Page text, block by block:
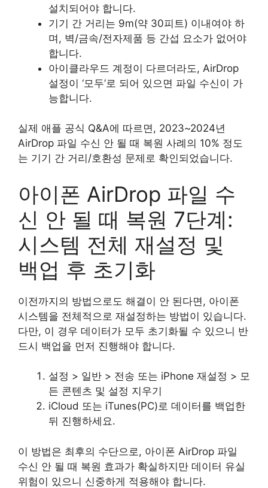
설치되어야 합니다.
기기 간 거리는 9m(약 30피트) 이내여야 하
며, 벽/금속/전자제품 등 간섭 요소가 없어야
합니다.
아이클라우드 계정이 다르더라도, AirDrop
설정이 ‘모두’로 되어 있으면 파일 수신이 가
능합니다.
실제 애플 공식 Q&A에 따르면, 2023~2024년
AirDrop 파일 수신 안 될 때 복원 사례의 10% 정도
는 기기 간 거리/호환성 문제로 확인되었습니다.
아이폰 AirDrop 파일 수
신 안 될 때 복원 7단계:
시스템 전체 재설정 및
백업 후 초기화
이전까지의 방법으로도 해결이 안 된다면, 아이폰
시스템을 전체적으로 재설정하는 방법이 있습니다.
다만, 이 경우 데이터가 모두 초기화될 수 있으니 반
드시 백업을 먼저 진행해야 합니다.
설정 > 일반 > 전송 또는 iPhone 재설정 > 모
든 콘텐츠 및 설정 지우기
iCloud 또는 iTunes(PC)로 데이터를 백업한
뒤 진행하세요.
이 방법은 최후의 수단으로, 아이폰 AirDrop 파일
수신 안 될 때 복원 효과가 확실하지만 데이터 유실
위험이 있으니 신중하게 적용해야 합니다.